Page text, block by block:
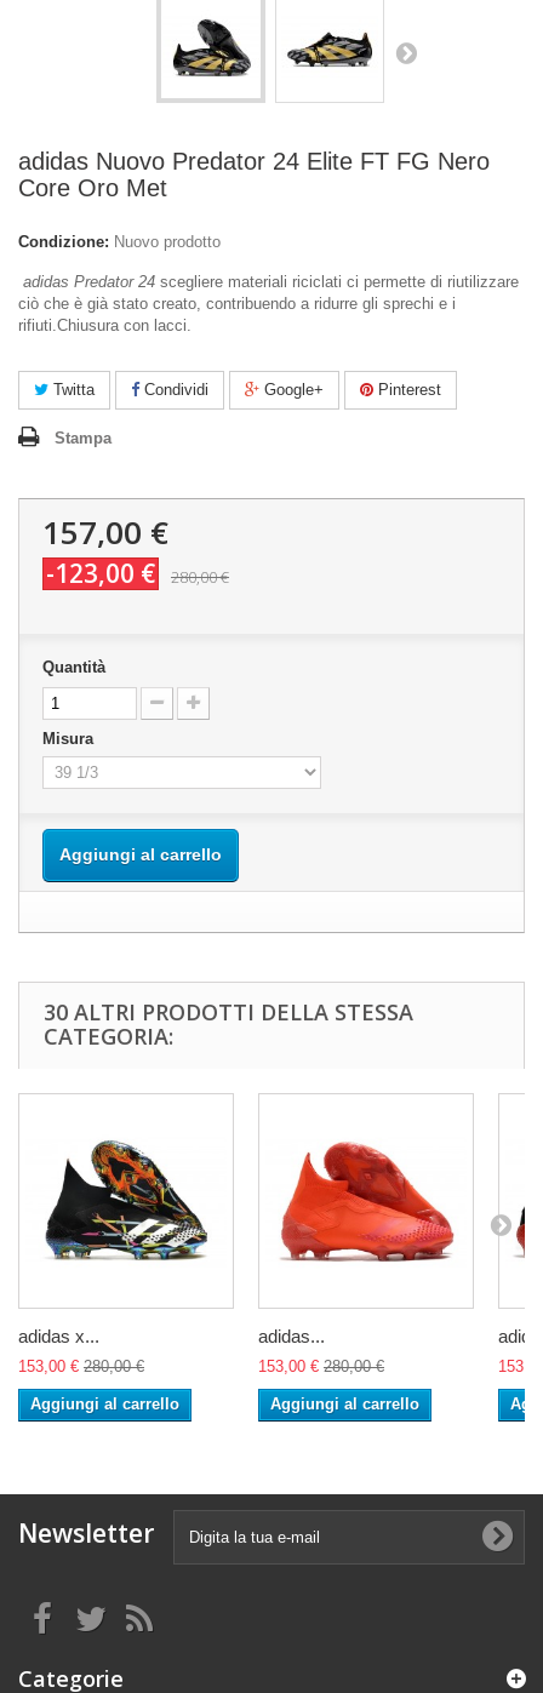
adidas Nuovo Predator 24 Elite FT FG Nero
Core Oro Met
Condizione: Nuovo prodotto
adidas Predator 24 scegliere materiali riciclati ci permette di riutilizzare
ciò che è già stato creato, contribuendo a ridurre gli sprechi e i
rifiuti.Chiusura con lacci.
Twitta Condividi Google+ Pinterest
Stampa
157,00 €
-123,00 € 280,00 €
Quantità
Misura
Aggiungi al carrello
30 ALTRI PRODOTTI DELLA STESSA
CATEGORIA:
adidas x...
153,00 € 280,00 €
Aggiungi al carrello
adidas...
153,00 € 280,00 €
Aggiungi al carrello
Newsletter
Categorie